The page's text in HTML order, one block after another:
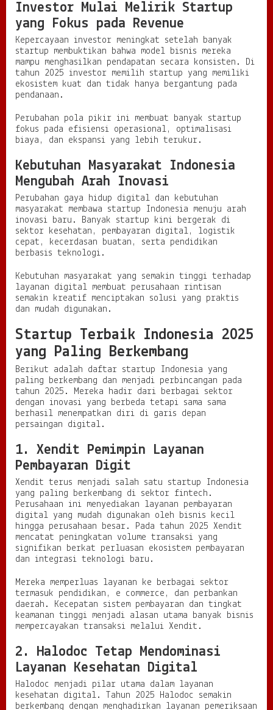
Investor Mulai Melirik Startup
yang Fokus pada Revenue
Kepercayaan investor meningkat setelah banyak
startup membuktikan bahwa model bisnis mereka
mampu menghasilkan pendapatan secara konsisten. Di
tahun 2025 investor memilih startup yang memiliki
ekosistem kuat dan tidak hanya bergantung pada
pendanaan.
Perubahan pola pikir ini membuat banyak startup
fokus pada efisiensi operasional, optimalisasi
biaya, dan ekspansi yang lebih terukur.
Kebutuhan Masyarakat Indonesia
Mengubah Arah Inovasi
Perubahan gaya hidup digital dan kebutuhan
masyarakat membawa startup Indonesia menuju arah
inovasi baru. Banyak startup kini bergerak di
sektor kesehatan, pembayaran digital, logistik
cepat, kecerdasan buatan, serta pendidikan
berbasis teknologi.
Kebutuhan masyarakat yang semakin tinggi terhadap
layanan digital membuat perusahaan rintisan
semakin kreatif menciptakan solusi yang praktis
dan mudah digunakan.
Startup Terbaik Indonesia 2025
yang Paling Berkembang
Berikut adalah daftar startup Indonesia yang
paling berkembang dan menjadi perbincangan pada
tahun 2025. Mereka hadir dari berbagai sektor
dengan inovasi yang berbeda tetapi sama sama
berhasil menempatkan diri di garis depan
persaingan digital.
1. Xendit Pemimpin Layanan
Pembayaran Digit
Xendit terus menjadi salah satu startup Indonesia
yang paling berkembang di sektor fintech.
Perusahaan ini menyediakan layanan pembayaran
digital yang mudah digunakan oleh bisnis kecil
hingga perusahaan besar. Pada tahun 2025 Xendit
mencatat peningkatan volume transaksi yang
signifikan berkat perluasan ekosistem pembayaran
dan integrasi teknologi baru.
Mereka memperluas layanan ke berbagai sektor
termasuk pendidikan, e commerce, dan perbankan
daerah. Kecepatan sistem pembayaran dan tingkat
keamanan tinggi menjadi alasan utama banyak bisnis
mempercayakan transaksi melalui Xendit.
2. Halodoc Tetap Mendominasi
Layanan Kesehatan Digital
Halodoc menjadi pilar utama dalam layanan
kesehatan digital. Tahun 2025 Halodoc semakin
berkembang dengan menghadirkan layanan pemeriksaan